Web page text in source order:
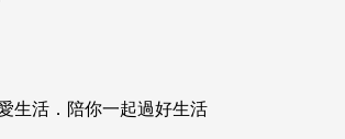
愛生活．陪你一起過好生活